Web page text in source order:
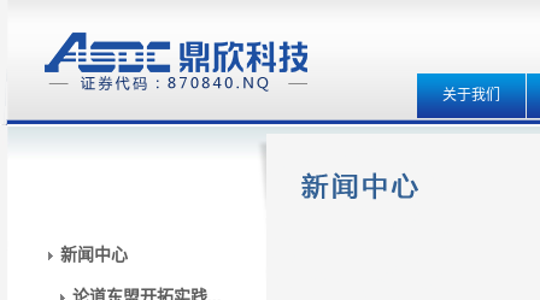
关于我们
新闻中心